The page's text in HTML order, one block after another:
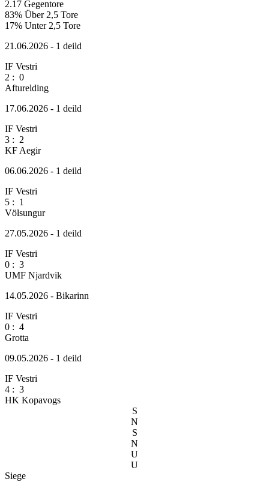
2.17 Gegentore
83% Über 2,5 Tore
17% Unter 2,5 Tore
21.06.2026 - 1 deild
IF Vestri
2 : 0
Afturelding
17.06.2026 - 1 deild
IF Vestri
3 : 2
KF Aegir
06.06.2026 - 1 deild
IF Vestri
5 : 1
Völsungur
27.05.2026 - 1 deild
IF Vestri
0 : 3
UMF Njardvik
14.05.2026 - Bikarinn
IF Vestri
0 : 4
Grotta
09.05.2026 - 1 deild
IF Vestri
4 : 3
HK Kopavogs
S
N
S
N
U
U
Siege